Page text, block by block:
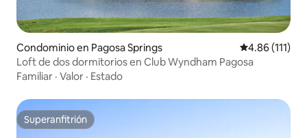
Condominio en Pagosa Springs Calificación
4.86 (111)
Loft de dos dormitorios en Club Wyndham Pagosa
Familiar · Valor · Estado
Superanfitrión
Superanfitrión